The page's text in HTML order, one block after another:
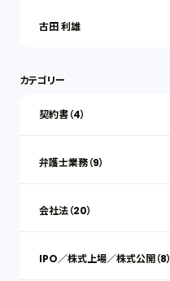
古田 利雄
カテゴリー
契約書（4）
弁護士業務（9）
会社法（20）
IPO／株式上場／株式公開（8）